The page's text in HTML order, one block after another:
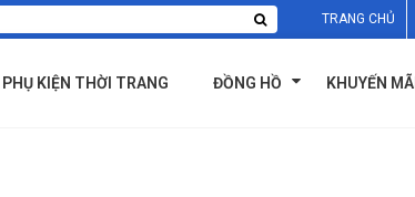
TRANG CHỦ
PHỤ KIỆN THỜI TRANG ĐỒNG HỒ KHUYẾN MÃI